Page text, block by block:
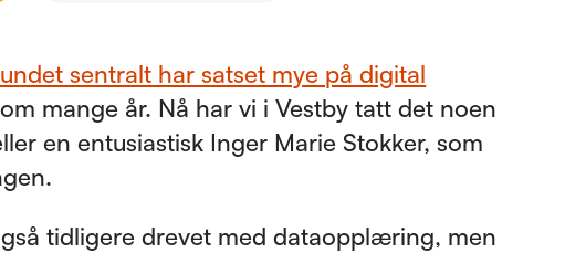
sentralt har satset mye på digital
mange år. Nå har vi i Vestby tatt det noen
en entusiastisk Inger Marie Stokker, som
tidligere drevet med dataopplæring, men